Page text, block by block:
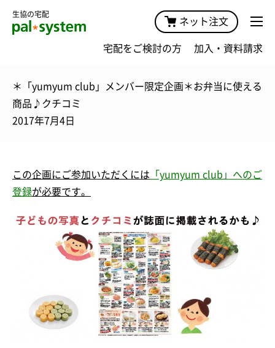
生協の宅配
ネット注文
宅配をご検討の方 加入・資料請求
＊「yumyum club」メンバー限定企画＊お弁当に使える
商品♪クチコミ
2017年7月4日
この企画にご参加いただくには 「yumyum club」へのご
登録が必要です。